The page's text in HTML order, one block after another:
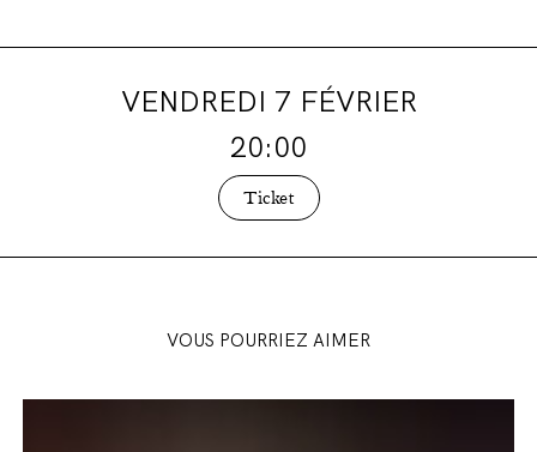
VENDREDI 7 FÉVRIER
20:00
Ticket
VOUS POURRIEZ AIMER